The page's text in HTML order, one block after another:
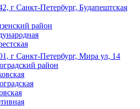
г Санкт-Петербург, Будапештская
район
г Санкт-Петербург, Мира ул, 14
район